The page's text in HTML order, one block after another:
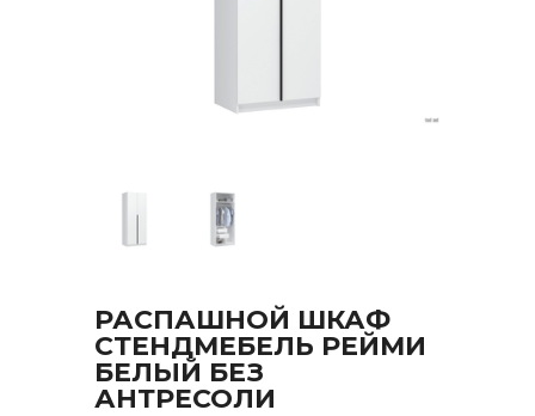
РАСПАШНОЙ ШКАФ
СТЕНДМЕБЕЛЬ РЕЙМИ
БЕЛЫЙ БЕЗ
АНТРЕСОЛИ